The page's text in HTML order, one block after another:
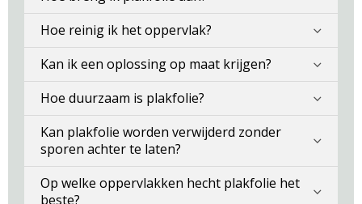
Hoe reinig ik het oppervlak?
Kan ik een oplossing op maat krijgen?
Hoe duurzaam is plakfolie?
Kan plakfolie worden verwijderd zonder
sporen achter te laten?
Op welke oppervlakken hecht plakfolie het
beste?